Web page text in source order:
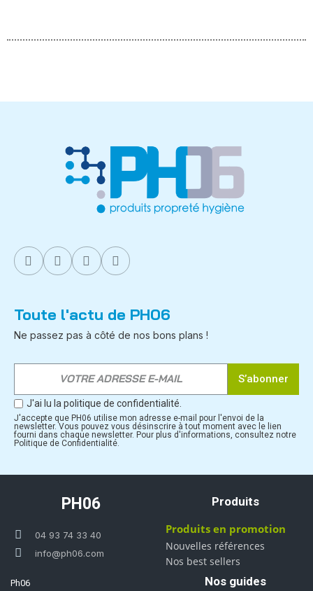
Toute l'actu de PH06
Ne passez pas à côté de nos bons plans !
S’abonner
J'ai lu la politique de confidentialité.
J'accepte que PH06 utilise mon adresse e-mail pour l'envoi de la
newsletter. Vous pouvez vous désinscrire à tout moment avec le lien
fourni dans chaque newsletter. Pour plus d'informations, consultez notre
Politique de Confidentialité.
PH06
04 93 74 33 40
info@ph06.com
Ph06
Produits
Produits en promotion
Nouvelles références
Nos best sellers
Nos guides